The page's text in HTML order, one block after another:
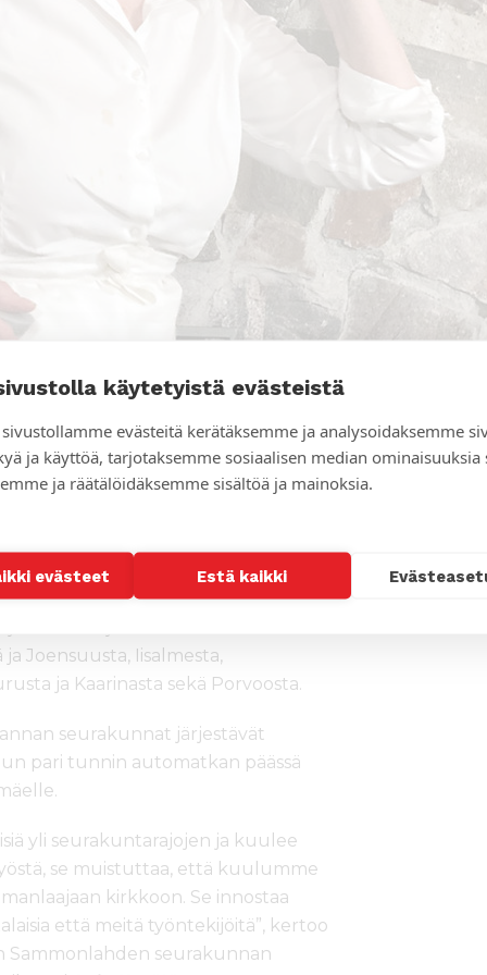
käytetyistä evästeistä
evästeitä kerätäksemme ja analysoidaksemme
ja käyttöä, tarjotaksemme sosiaalisen median ominaisuuksia
ja räätälöidäksemme sisältöä ja mainoksia.
evästeet Estä kaikki
tutustua myös virtuaalilasien avulla.
Virve Rissanen.
juhlille bussiretkiä muun
ja Joensuusta, Iisalmesta,
ja Kaarinasta sekä Porvoosta.
seurakunnat järjestävät
pari tunnin automatkan päässä
yli seurakuntarajojen ja kuulee
se muistuttaa, että kuulumme
kirkkoon. Se innostaa
että meitä työntekijöitä”, kertoo
Sammonlahden seurakunnan